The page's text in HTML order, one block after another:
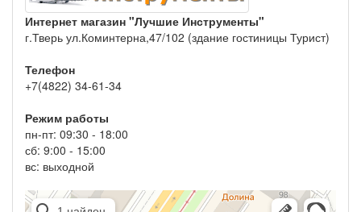
Интернет магазин "Лучшие Инструменты"
г.Тверь ул.Коминтерна,47/102 (здание гостиницы Турист)
Телефон
+7(4822) 34-61-34
Режим работы
пн-пт: 09:30 - 18:00
сб: 9:00 - 15:00
вс: выходной